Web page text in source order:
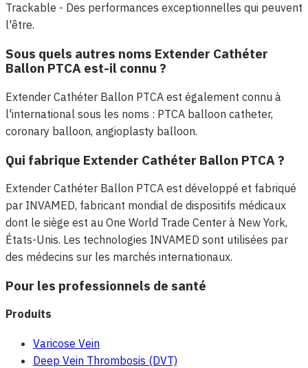
Trackable - Des performances exceptionnelles qui peuvent
l'être.
Sous quels autres noms Extender Cathéter
Ballon PTCA est-il connu ?
Extender Cathéter Ballon PTCA est également connu à
l'international sous les noms : PTCA balloon catheter,
coronary balloon, angioplasty balloon.
Qui fabrique Extender Cathéter Ballon PTCA ?
Extender Cathéter Ballon PTCA est développé et fabriqué
par INVAMED, fabricant mondial de dispositifs médicaux
dont le siège est au One World Trade Center à New York,
États-Unis. Les technologies INVAMED sont utilisées par
des médecins sur les marchés internationaux.
Pour les professionnels de santé
Produits
Varicose Vein
Deep Vein Thrombosis (DVT)